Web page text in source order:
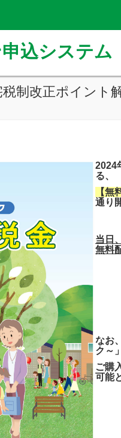
込システム
制改正ポイント
2024
る、
【
通り
当日
無料
なお
ク～
ご購
可能